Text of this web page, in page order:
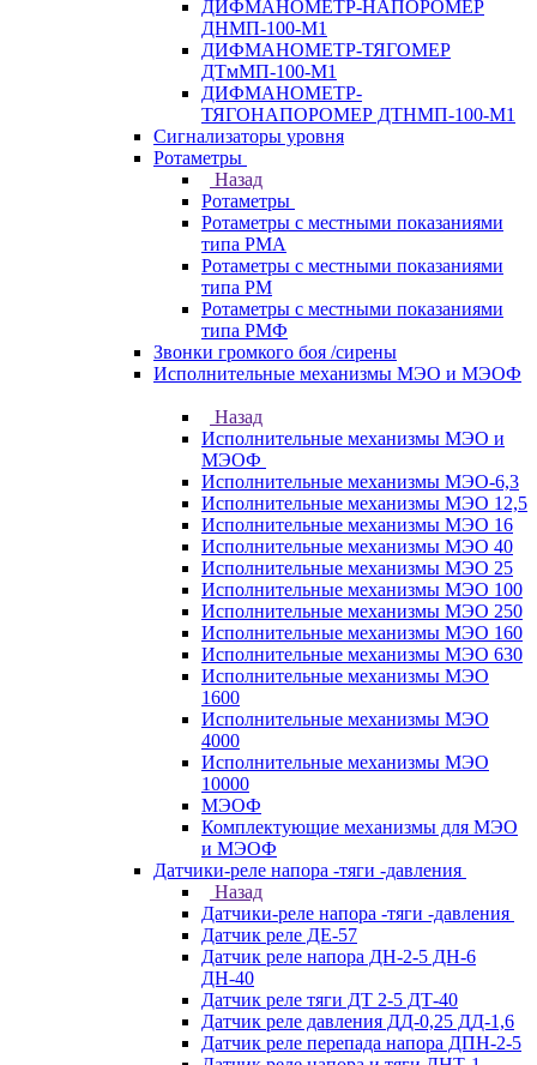
ДИФМАНОМЕТР-НАПОРОМЕР
ДНМП-100-М1
ДИФМАНОМЕТР-ТЯГОМЕР
ДТмМП-100-М1
ДИФМАНОМЕТР-
ТЯГОНАПОРОМЕР ДТНМП-100-М1
Сигнализаторы уровня
Ротаметры
Назад
Ротаметры
Ротаметры с местными показаниями
типа РМА
Ротаметры с местными показаниями
типа РМ
Ротаметры с местными показаниями
типа РМФ
Звонки громкого боя /сирены
Исполнительные механизмы МЭО и МЭОФ
Назад
Исполнительные механизмы МЭО и
МЭОФ
Исполнительные механизмы МЭО-6,3
Исполнительные механизмы МЭО 12,5
Исполнительные механизмы МЭО 16
Исполнительные механизмы МЭО 40
Исполнительные механизмы МЭО 25
Исполнительные механизмы МЭО 100
Исполнительные механизмы МЭО 250
Исполнительные механизмы МЭО 160
Исполнительные механизмы МЭО 630
Исполнительные механизмы МЭО
1600
Исполнительные механизмы МЭО
4000
Исполнительные механизмы МЭО
10000
МЭОФ
Комплектующие механизмы для МЭО
и МЭОФ
Датчики-реле напора -тяги -давления
Назад
Датчики-реле напора -тяги -давления
Датчик реле ДЕ-57
Датчик реле напора ДН-2-5 ДН-6
ДН-40
Датчик реле тяги ДТ 2-5 ДТ-40
Датчик реле давления ДД-0,25 ДД-1,6
Датчик реле перепада напора ДПН-2-5